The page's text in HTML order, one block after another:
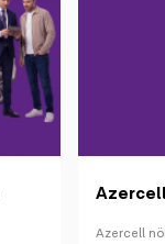
Yeni nəsil
Azərbaycan
Azercell